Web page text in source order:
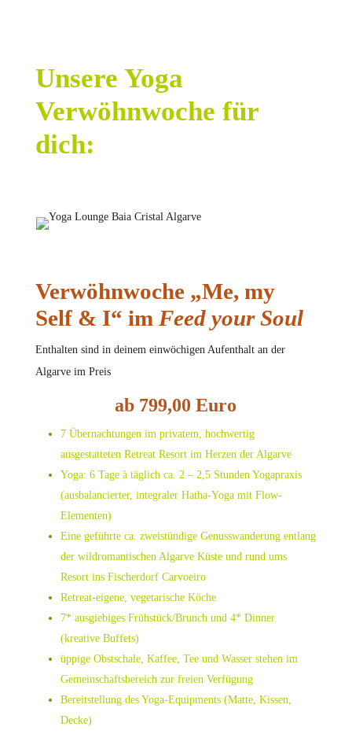
Unsere Yoga
Verwöhnwoche für
dich:
Verwöhnwoche „Me, my
Self & I“ im Feed your Soul
Enthalten sind in deinem einwöchigen Aufenthalt an der
Algarve im Preis
ab 799,00 Euro
7 Übernachtungen im privatem, hochwertig
ausgestatteten Retreat Resort im Herzen der Algarve
Yoga: 6 Tage à täglich ca. 2 – 2,5 Stunden Yogapraxis
(ausbalancierter, integraler Hatha-Yoga mit Flow-
Elementen)
Eine geführte ca. zweistündige Genusswanderung entlang
der wildromantischen Algarve Küste und rund ums
Resort ins Fischerdorf Carvoeiro
Retreat-eigene, vegetarische Köche
7* ausgiebiges Frühstück/Brunch und 4* Dinner
(kreative Buffets)
üppige Obstschale, Kaffee, Tee und Wasser stehen im
Gemeinschaftsbereich zur freien Verfügung
Bereitstellung des Yoga-Equipments (Matte, Kissen,
Decke)